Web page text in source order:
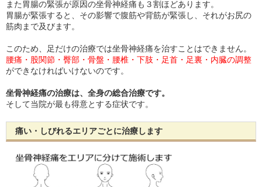
また胃腸の緊張が原因の坐骨神経痛も３割ほどあります。
胃腸が緊張すると、その影響で腹筋や背筋が緊張し、それがお尻の
筋肉まで及びます。
このため、足だけの治療では坐骨神経痛を治すことはできません。
腰痛・股関節・臀部・骨盤・腰椎・下肢・足首・足裏・内臓の調整
ができなければいけないのです。
坐骨神経痛の治療は、全身の総合治療です。
そして当院が最も得意とする症状です。
痛い・しびれるエリアごとに治療します